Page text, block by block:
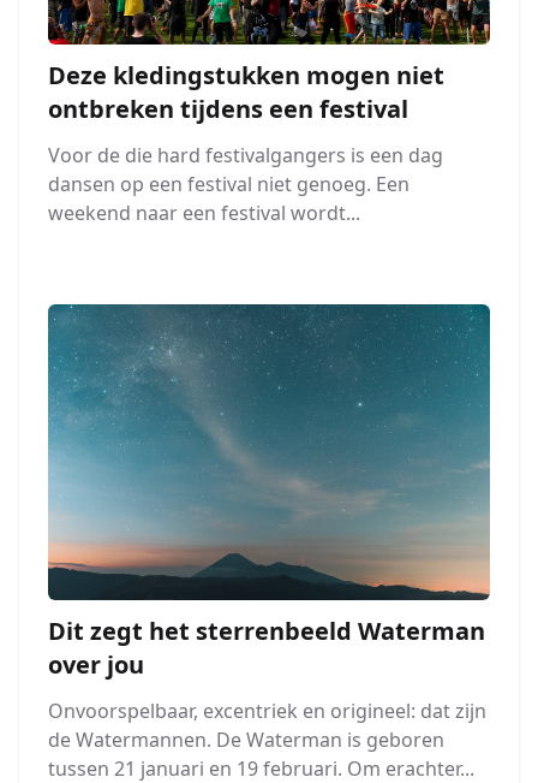
Deze kledingstukken mogen niet
ontbreken tijdens een festival
Voor de die hard festivalgangers is een dag
dansen op een festival niet genoeg. Een
weekend naar een festival wordt...
Dit zegt het sterrenbeeld Waterman
over jou
Onvoorspelbaar, excentriek en origineel: dat zijn
de Watermannen. De Waterman is geboren
tussen 21 januari en 19 februari. Om erachter...